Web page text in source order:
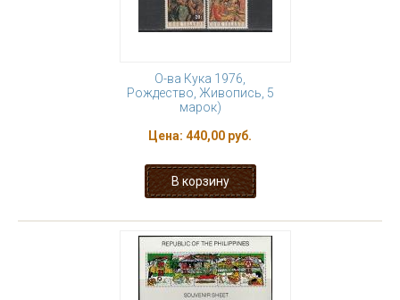
О-ва Кука 1976,
Рождество, Живопись, 5
марок)
Цена: 440,00 руб.